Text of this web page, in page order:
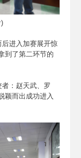
进入加赛展开惊
到了第二环节的
：赵天武、罗
颖而出成功进入